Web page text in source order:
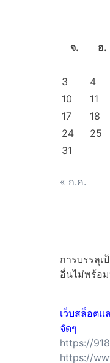
จ.
อ.
3
4
10
11
17
18
24
25
31
« ก.ค.
การบรรลุ
อื่นไม่พร้อ
เว็บสล็อตแ
จัดๆ
https://
https://